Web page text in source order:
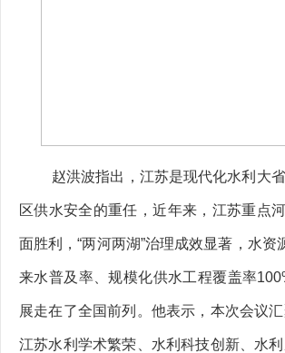
赵洪波指出，江苏是现代化水利大
区供水安全的重任，近年来，江苏重点
面胜利，“两河两湖”治理成效显著，水
来水普及率、规模化供水工程覆盖率
展走在了全国前列。他表示，本次会议
江苏水利学术繁荣、水利科技创新、水